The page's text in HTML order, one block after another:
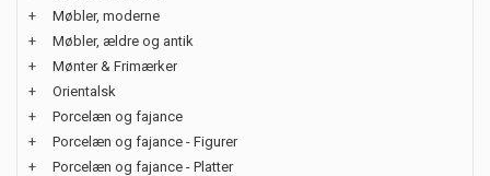
+
Møbler, moderne
+
Møbler, ældre og antik
+
Mønter & Frimærker
+
Orientalsk
+
Porcelæn og fajance
+
Porcelæn og fajance - Figurer
+
Porcelæn og fajance - Platter